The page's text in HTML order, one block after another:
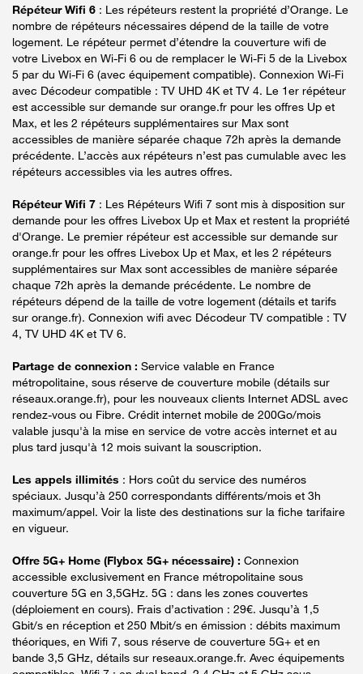
Répéteur Wifi 6 : Les répéteurs restent la propriété d’Orange. Le
nombre de répéteurs nécessaires dépend de la taille de votre
logement. Le répéteur permet d’étendre la couverture wifi de
votre Livebox en Wi-Fi 6 ou de remplacer le Wi-Fi 5 de la Livebox
5 par du Wi-Fi 6 (avec équipement compatible). Connexion Wi-Fi
avec Décodeur compatible : TV UHD 4K et TV 4. Le 1er répéteur
est accessible sur demande sur orange.fr pour les offres Up et
Max, et les 2 répéteurs supplémentaires sur Max sont
accessibles de manière séparée chaque 72h après la demande
précédente. L’accès aux répéteurs n’est pas cumulable avec les
répéteurs accessibles via les autres offres.
Répéteur Wifi 7 : Les Répéteurs Wifi 7 sont mis à disposition sur
demande pour les offres Livebox Up et Max et restent la propriété
d'Orange. Le premier répéteur est accessible sur demande sur
orange.fr pour les offres Livebox Up et Max, et les 2 répéteurs
supplémentaires sur Max sont accessibles de manière séparée
chaque 72h après la demande précédente. Le nombre de
répéteurs dépend de la taille de votre logement (détails et tarifs
sur orange.fr). Connexion wifi avec Décodeur TV compatible : TV
4, TV UHD 4K et TV 6.
Partage de connexion : Service valable en France
métropolitaine, sous réserve de couverture mobile (détails sur
réseaux.orange.fr), pour les nouveaux clients Internet ADSL avec
rendez-vous ou Fibre. Crédit internet mobile de 200Go/mois
valable jusqu'à la mise en service de votre accès internet et au
plus tard jusqu'à 12 mois suivant la souscription.
Les appels illimités : Hors coût du service des numéros
spéciaux. Jusqu’à 250 correspondants différents/mois et 3h
maximum/appel. Voir la liste des destinations sur la fiche tarifaire
en vigueur.
Offre 5G+ Home (Flybox 5G+ nécessaire) : Connexion
accessible exclusivement en France métropolitaine sous
couverture 5G en 3,5GHz. 5G : dans les zones couvertes
(déploiement en cours). Frais d’activation : 29€. Jusqu’à 1,5
Gbit/s en réception et 250 Mbit/s en émission : débits maximum
théoriques, en Wifi 7, sous réserve de couverture 5G+ et en
bande 3,5 GHz, détails sur reseaux.orange.fr. Avec équipements